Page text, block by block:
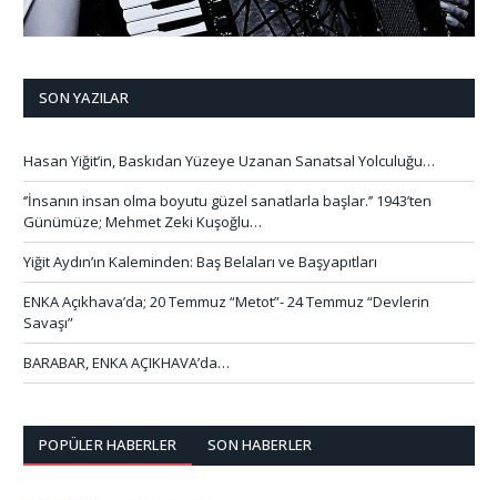
SON YAZILAR
Hasan Yiğit’in, Baskıdan Yüzeye Uzanan Sanatsal Yolculuğu…
‘’İnsanın insan olma boyutu güzel sanatlarla başlar.’’ 1943’ten
Günümüze; Mehmet Zeki Kuşoğlu…
Yiğit Aydın’ın Kaleminden: Baş Belaları ve Başyapıtları
ENKA Açıkhava’da; 20 Temmuz “Metot”- 24 Temmuz “Devlerin
Savaşı”
BARABAR, ENKA AÇIKHAVA’da…
POPÜLER HABERLER SON HABERLER